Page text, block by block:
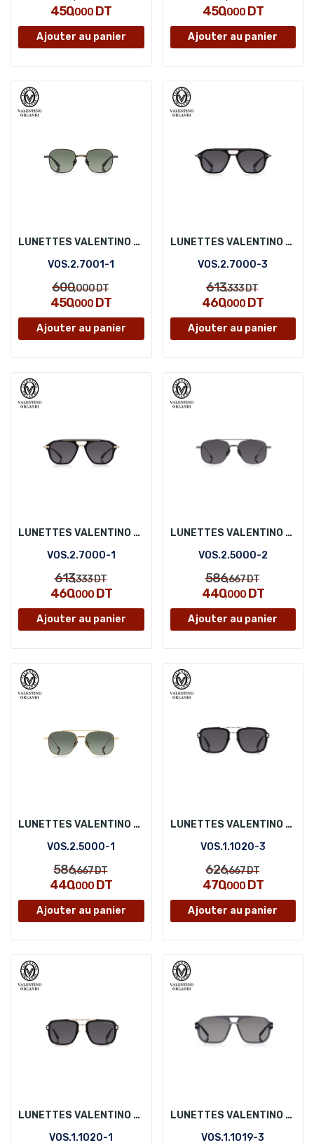
450,000 DT
Ajouter au panier
450,000DT
Ajouter au panier
LUNETTES VALENTINO ORLANDI VOS.2.7001-1
VOS.2.7001-1
600,000DT
450,000 DT
Ajouter au panier
LUNETTES VALENTINO ORLANDI VOS.2.7000-3
VOS.2.7000-3
613,333DT
460,000 DT
Ajouter au panier
LUNETTES VALENTINO ORLANDI VOS.2.7000-1
VOS.2.7000-1
613,333DT
460,000DT
Ajouter au panier
LUNETTES VALENTINO ORLANDI VOS.2.5000-2
VOS.2.5000-2
586,667DT
440,000DT
Ajouter au panier
LUNETTES VALENTINO ORLANDI VOS.2.5000-1
VOS.2.5000-1
586,667DT
440,000 DT
Ajouter au panier
LUNETTES VALENTINO ORLANDI VOS.1.1020-3
VOS.1.1020-3
626,667DT
470,000DT
Ajouter au panier
LUNETTES VALENTINO ORLANDI VOS.1.1020-1
VOS.1.1020-1
LUNETTES VALENTINO ORLANDI VOS.1.1019-3
VOS.1.1019-3